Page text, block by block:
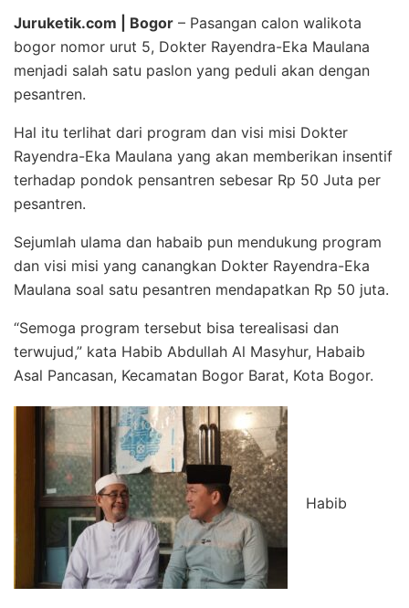
Juruketik.com | Bogor – Pasangan calon walikota
bogor nomor urut 5, Dokter Rayendra-Eka Maulana
menjadi salah satu paslon yang peduli akan dengan
pesantren.
Hal itu terlihat dari program dan visi misi Dokter
Rayendra-Eka Maulana yang akan memberikan insentif
terhadap pondok pensantren sebesar Rp 50 Juta per
pesantren.
Sejumlah ulama dan habaib pun mendukung program
dan visi misi yang canangkan Dokter Rayendra-Eka
Maulana soal satu pesantren mendapatkan Rp 50 juta.
“Semoga program tersebut bisa terealisasi dan
terwujud,” kata Habib Abdullah Al Masyhur, Habaib
Asal Pancasan, Kecamatan Bogor Barat, Kota Bogor.
Habib